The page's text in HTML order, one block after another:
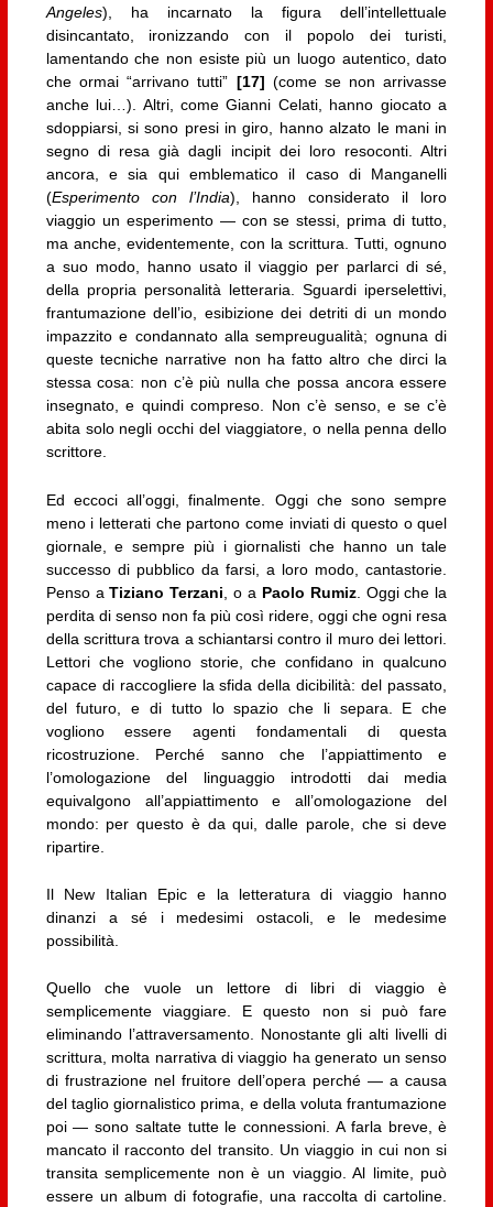
Angeles), ha incarnato la figura dell’intellettuale
disincantato, ironizzando con il popolo dei turisti,
lamentando che non esiste più un luogo autentico, dato
che ormai “arrivano tutti” [17] (come se non arrivasse
anche lui…). Altri, come Gianni Celati, hanno giocato a
sdoppiarsi, si sono presi in giro, hanno alzato le mani in
segno di resa già dagli incipit dei loro resoconti. Altri
ancora, e sia qui emblematico il caso di Manganelli
(Esperimento con l’India), hanno considerato il loro
viaggio un esperimento — con se stessi, prima di tutto,
ma anche, evidentemente, con la scrittura. Tutti, ognuno
a suo modo, hanno usato il viaggio per parlarci di sé,
della propria personalità letteraria. Sguardi iperselettivi,
frantumazione dell’io, esibizione dei detriti di un mondo
impazzito e condannato alla sempreugualità; ognuna di
queste tecniche narrative non ha fatto altro che dirci la
stessa cosa: non c’è più nulla che possa ancora essere
insegnato, e quindi compreso. Non c’è senso, e se c’è
abita solo negli occhi del viaggiatore, o nella penna dello
scrittore.
Ed eccoci all’oggi, finalmente. Oggi che sono sempre
meno i letterati che partono come inviati di questo o quel
giornale, e sempre più i giornalisti che hanno un tale
successo di pubblico da farsi, a loro modo, cantastorie.
Penso aTiziano Terzani , o a Paolo Rumiz. Oggi che la
perdita di senso non fa più così ridere, oggi che ogni resa
della scrittura trova a schiantarsi contro il muro dei lettori.
Lettori che vogliono storie, che confidano in qualcuno
capace di raccogliere la sfida della dicibilità: del passato,
del futuro, e di tutto lo spazio che li separa. E che
vogliono essere agenti fondamentali di questa
ricostruzione. Perché sanno che l’appiattimento e
l’omologazione del linguaggio introdotti dai media
equivalgono all’appiattimento e all’omologazione del
mondo: per questo è da qui, dalle parole, che si deve
ripartire.
Il New Italian Epic e la letteratura di viaggio hanno
dinanzi a sé i medesimi ostacoli, e le medesime
possibilità.
Quello che vuole un lettore di libri di viaggio è
semplicemente viaggiare. E questo non si può fare
eliminando l’attraversamento. Nonostante gli alti livelli di
scrittura, molta narrativa di viaggio ha generato un senso
di frustrazione nel fruitore dell’opera perché — a causa
del taglio giornalistico prima, e della voluta frantumazione
poi — sono saltate tutte le connessioni. A farla breve, è
mancato il racconto del transito. Un viaggio in cui non si
transita semplicemente non è un viaggio. Al limite, può
essere un album di fotografie, una raccolta di cartoline.